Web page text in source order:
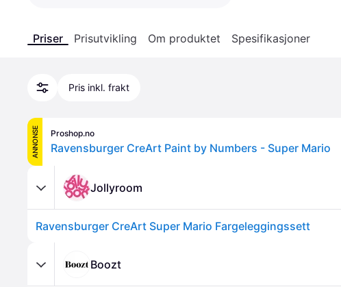
Priser Prisutvikling Om produktet Spesifikasjoner
Pris inkl. frakt
ANNONSE Proshop.no
Ravensburger CreArt Paint by Numbers - Super Mario
Jollyroom
Ravensburger CreArt Super Mario Fargeleggingssett
Boozt